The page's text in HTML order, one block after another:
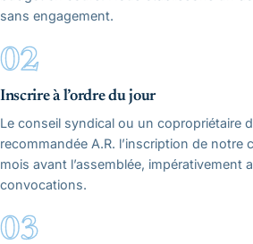
sans engagement.
Inscrire à l’ordre du jour
Le conseil syndical ou un copropriétaire
recommandée A.R. l’inscription de notre
mois avant l’assemblée, impérativement
convocations.